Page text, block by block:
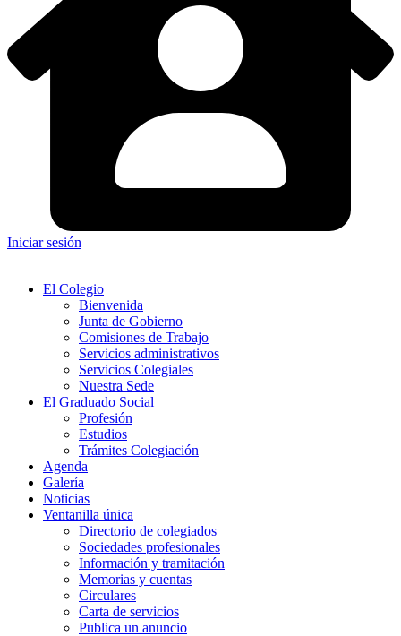
Iniciar sesión
El Colegio
Bienvenida
Junta de Gobierno
Comisiones de Trabajo
Servicios administrativos
Servicios Colegiales
Nuestra Sede
El Graduado Social
Profesión
Estudios
Trámites Colegiación
Agenda
Galería
Noticias
Ventanilla única
Directorio de colegiados
Sociedades profesionales
Información y tramitación
Memorias y cuentas
Circulares
Carta de servicios
Publica un anuncio